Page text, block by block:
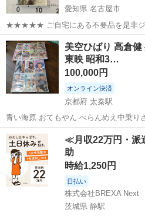
愛知県 名古屋市
★★★★★ ご自宅にある不要品を是非ジ
みしませんか？ 家電、趣味・スポーツ
衣料服飾品、生活雑貨、家具、本、CD
ち込めます！ ※詳細はこ...
愛知 名古屋市 DVD/ブルーレイ
美空ひばり 高倉健 共演映画 VHS 14本セット
東映 昭和3…
100,000円
オンライン決済
京都府 太秦駅
青い海原 おてもやん べらんめえ中乗り
娘 三百六十五夜 花形探偵合戦 希望の
用 続 べらんめえ芸者 べらんめえ芸者
行く 続々 べら...
京都 京都市 太秦駅 DVD/ブ
≪月収22万円・派
助
時給1,250円
日払い
株式会社BREXA Next
茨城県 静駅